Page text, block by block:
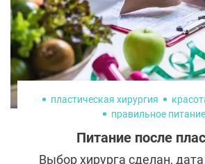
могут быть
пластическая хирургия
правильное питание
Питание после
Выбор хирурга сделан,